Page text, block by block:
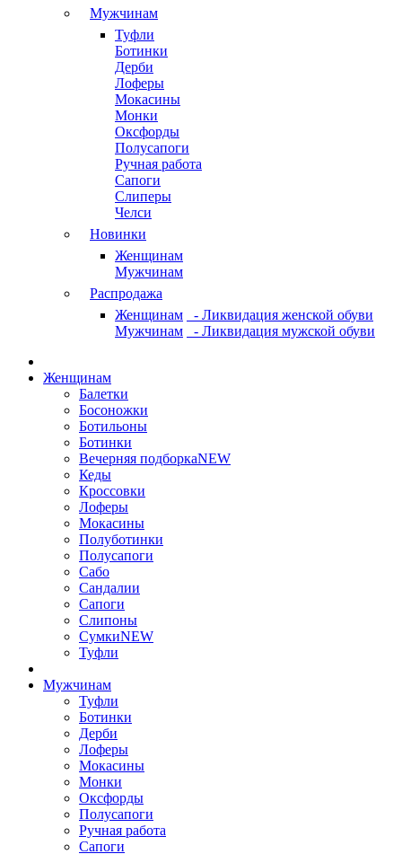
Мужчинам
Туфли
Ботинки
Дерби
Лоферы
Мокасины
Монки
Оксфорды
Полусапоги
Ручная работа
Сапоги
Слиперы
Челси
Новинки
Женщинам
Мужчинам
Распродажа
Женщинам
- Ликвидация женской обуви
Мужчинам
- Ликвидация мужской обуви
Женщинам
Балетки
Босоножки
Ботильоны
Ботинки
Вечерняя подборкаNEW
Кеды
Кроссовки
Лоферы
Мокасины
Полуботинки
Полусапоги
Сабо
Сандалии
Сапоги
Слипоны
СумкиNEW
Туфли
Мужчинам
Туфли
Ботинки
Дерби
Лоферы
Мокасины
Монки
Оксфорды
Полусапоги
Ручная работа
Сапоги